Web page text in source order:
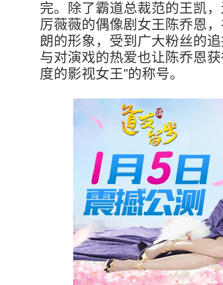
完。除了霸道总裁范的王凯
厉薇薇的偶像剧女王陈乔恩
朗的形象，受到广大粉丝的
与对演戏的热爱也让陈乔恩
度的影视女王”的称号。